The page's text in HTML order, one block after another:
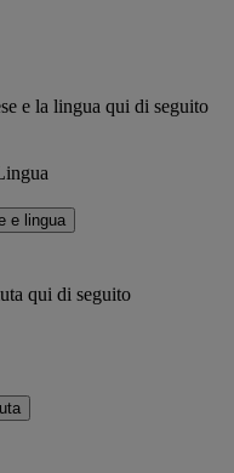
e la lingua qui di seguito
e lingua
qui di seguito